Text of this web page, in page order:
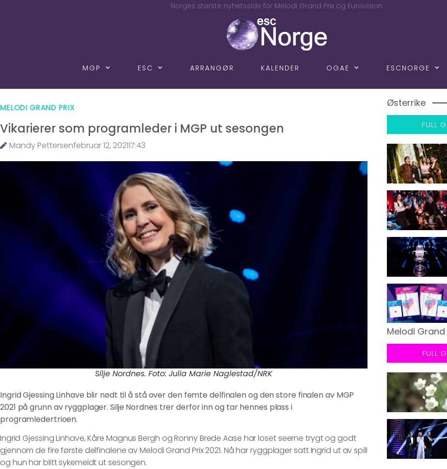
Norges største nyhetsside for Melodi Grand Prix og Eurovision
MGP ESC ARRANGØR KALENDER OGAE ESCNORGE
MELODI GRAND PRIX
Vikarierer som programleder i MGP ut sesongen
Mandy Pettersenfebruar 12, 202117:43
Silje Nordnes. Foto: Julia Marie Naglestad/NRK
Ingrid Gjessing Linhave blir nødt til å stå over den femte delfinalen og den store finalen av MGP
2021 på grunn av ryggplager. Silje Nordnes trer derfor inn og tar hennes plass i
programledertrioen.
Ingrid Gjessing Linhave, Kåre Magnus Bergh og Ronny Brede Aase har loset seerne trygt og godt
gjennom de fire første delfinalene av Melodi Grand Prix 2021. Nå har ryggplager satt Ingrid ut av spill
og hun har blitt sykemeldt ut sesongen.
Østerrike
FULL
Melodi Grand
FULL